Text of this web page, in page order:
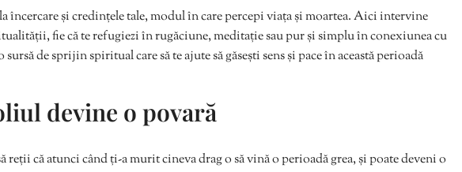
încercare și credințele tale, modul în care percepi viața și moartea. Aici intervine
fie că te refugiezi în rugăciune, meditație sau pur și simplu în conexiunea cu
sursă de sprijin spiritual care să te ajute să găsești sens și pace în această perioadă
devine o povară
reții că atunci când ți-a murit cineva drag o să vină o perioadă grea, și poate deveni o